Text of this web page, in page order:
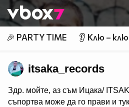
Member of
👾
🎉 PARTY TIME 👂 Клю – клю
itsaka_records
Здр. мойте, аз съм Ицака/
съпортва може да го прави и